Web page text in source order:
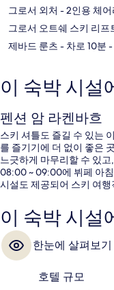
그로서 외처 - 2인용 체
그로서 오트쉐 스키 리프
제바드 룬츠 - 차로 10분 -
이 숙박 시설
펜션 암 라켄바흐
스키 셔틀도 즐길 수 있는
를 즐기기에 더 없이 좋은
느긋하게 마무리할 수 있
08:00 ~ 09:00에 뷔페 아
시설도 제공되어 스키 여
이 숙박 시설
한눈에 살펴보기
호텔 규모